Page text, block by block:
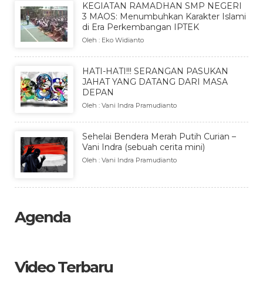
KEGIATAN RAMADHAN SMP NEGERI
3 MAOS: Menumbuhkan Karakter Islami
di Era Perkembangan IPTEK
Oleh : Eko Widianto
HATI-HATI!!! SERANGAN PASUKAN
JAHAT YANG DATANG DARI MASA
DEPAN
Oleh : Vani Indra Pramudianto
Sehelai Bendera Merah Putih Curian –
Vani Indra (sebuah cerita mini)
Oleh : Vani Indra Pramudianto
Agenda
Video Terbaru